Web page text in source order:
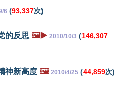
6 (93,337次)
的反思 🖼️▶️ 2010/10/3 (146,307
神新高度 🖼️ 2010/4/25 (44,859次)